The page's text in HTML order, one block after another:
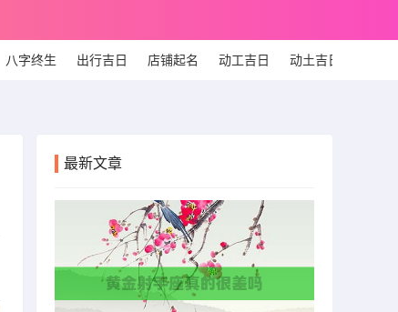
八字终生 出行吉日 店铺起名 动工吉日 动土吉日
最新文章